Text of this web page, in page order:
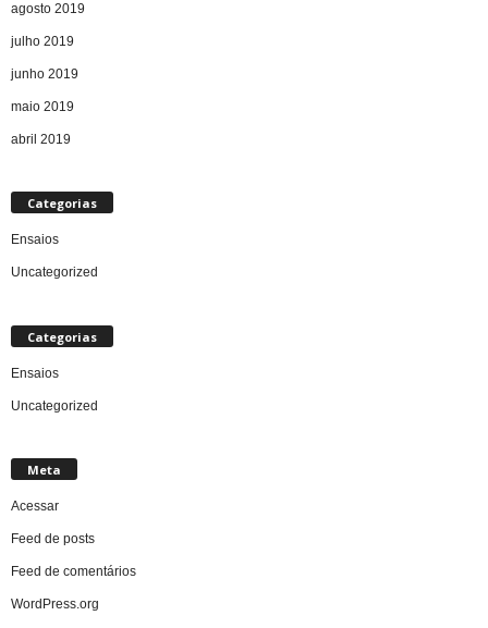
agosto 2019
julho 2019
junho 2019
maio 2019
abril 2019
Categorias
Ensaios
Uncategorized
Categorias
Ensaios
Uncategorized
Meta
Acessar
Feed de posts
Feed de comentários
WordPress.org